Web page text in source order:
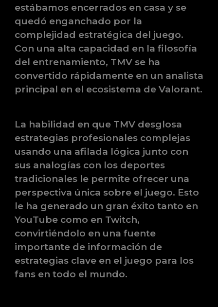
estábamos encerrados en casa y se
quedó enganchado por la
complejidad estratégica del juego.
Con una alta capacidad en la filosofía
del entrenamiento, TMV se ha
convertido rápidamente en un analista
principal en el ecosistema de Valorant.
La habilidad en que TMV desglosa
estrategias profesionales complejas
usando una afilada lógica junto con
sus analogías con los deportes
tradicionales le permite ofrecer una
perspectiva única sobre el juego. Esto
le ha generado un gran éxito tanto en
YouTube como en Twitch,
convirtiéndolo en una fuente
importante de información de
estrategias clave en el juego para los
fans en todo el mundo.